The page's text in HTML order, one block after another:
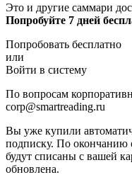
Это и другие саммари
Попробуйте 7 дней
Попробовать бесплатно
или
Войти в систему
По вопросам
corp@smartreading.ru
Вы уже купили
подписку. По окончанию
будут списаны с вашей
обновлена.